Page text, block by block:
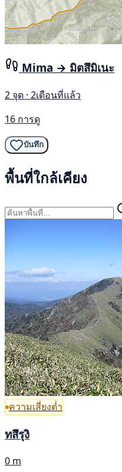
Mima → มิตสึมิเนะ
2 จุด · 2เดือนที่แล้ว
16 การดู
บันทึก
พื้นที่ใกล้เคียง
ความเสี่ยงต่ำ
ทสึรุงิ
0 m